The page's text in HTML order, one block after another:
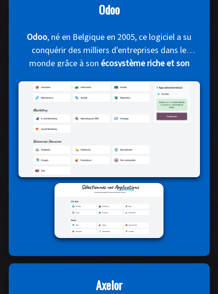
Odoo
Odoo, né en Belgique en 2005, ce logiciel a su
conquérir des milliers d'entreprises dans le
monde grâce à son écosystème riche et son
communautaire gratuite et offre professionnelle
en SaaS.
Axelor